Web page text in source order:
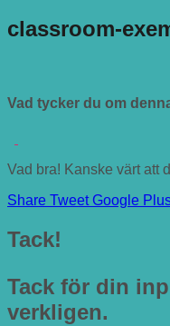
classroom-
Vad tycker du om
Vad bra! Kanske värt att
Share Tweet Google
Tack!
Tack för din
verkligen.